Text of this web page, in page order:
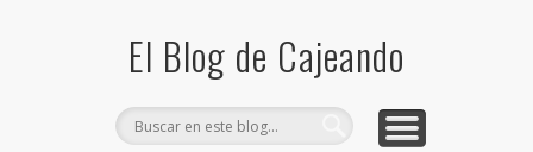
El Blog de Cajeando